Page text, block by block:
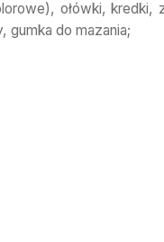
ołówki, kredki,
gumka do mazania;